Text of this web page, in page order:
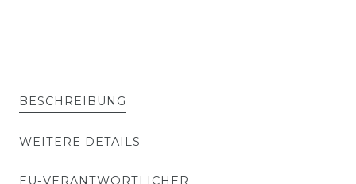
BESCHREIBUNG
WEITERE DETAILS
EU-VERANTWORTLICHER